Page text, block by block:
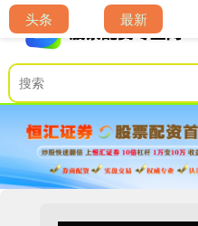
头条 最新